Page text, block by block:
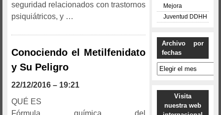
seguridad relacionados con trastornos
psiquiátricos, y …
Conociendo el Metilfenidato
y Su Peligro
22/12/2016 – 19:21
QUÉ ES
Mejora
Juventud DDHH
Archivo por
fechas
Archivo
por
Visita
nuestra web